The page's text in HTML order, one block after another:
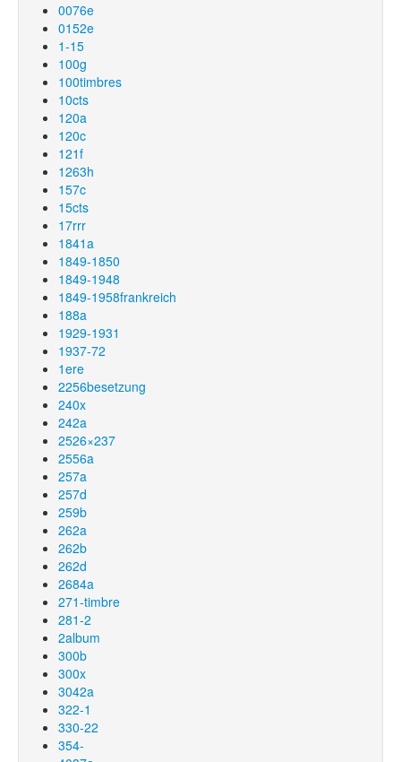
0076e
0152e
1-15
100g
100timbres
10cts
120a
120c
121f
1263h
157c
15cts
17rrr
1841a
1849-1850
1849-1948
1849-1958frankreich
188a
1929-1931
1937-72
1ere
2256besetzung
240x
242a
2526×237
2556a
257a
257d
259b
262a
262b
262d
2684a
271-timbre
281-2
2album
300b
300x
3042a
322-1
330-22
354-